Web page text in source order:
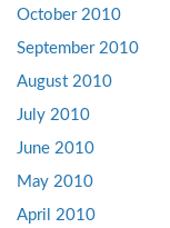
October 2010
September 2010
August 2010
July 2010
June 2010
May 2010
April 2010